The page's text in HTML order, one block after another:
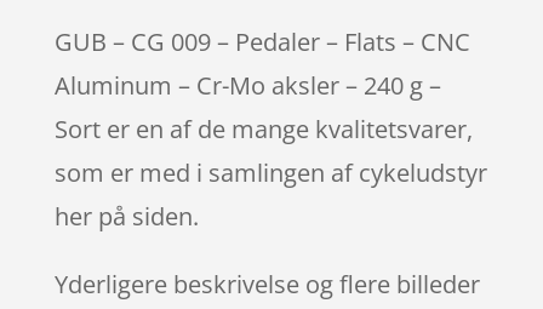
GUB – CG 009 – Pedaler – Flats – CNC
Aluminum – Cr-Mo aksler – 240 g –
Sort er en af de mange kvalitetsvarer,
som er med i samlingen af cykeludstyr
her på siden.
Yderligere beskrivelse og flere billeder